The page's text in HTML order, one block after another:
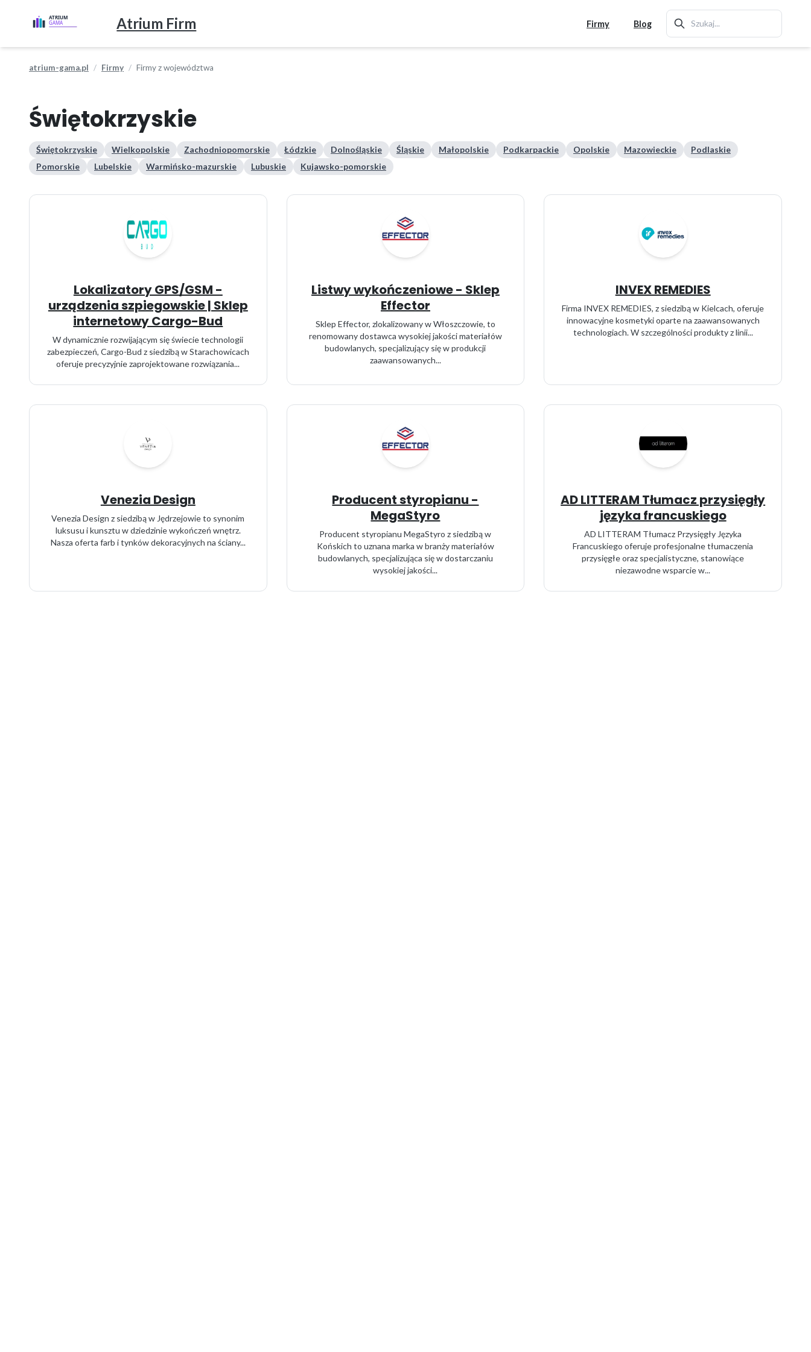
Atrium Firm Firmy Blog
atrium-gama.pl Firmy Firmy z województwa
Świętokrzyskie
Świętokrzyskie Wielkopolskie Zachodniopomorskie Łódzkie Dolnośląskie Śląskie Małopolskie Podkarpackie Opolskie Mazowieckie
Podlaskie
Pomorskie
Lubelskie Warmińsko-mazurskie Lubuskie Kujawsko-pomorskie
Lokalizatory GPS/GSM -
urządzenia szpiegowskie | Sklep
internetowy Cargo-Bud
W dynamicznie rozwijającym się świecie technologii
zabezpieczeń, Cargo-Bud z siedzibą w Starachowicach
oferuje precyzyjnie zaprojektowane rozwiązania...
Listwy wykończeniowe - Sklep
Effector
Sklep Effector, zlokalizowany w Włoszczowie, to
renomowany dostawca wysokiej jakości materiałów
budowlanych, specjalizujący się w produkcji
zaawansowanych...
INVEX REMEDIES
Firma INVEX REMEDIES, z siedzibą w Kielcach, oferuje
innowacyjne kosmetyki oparte na zaawansowanych
technologiach. W szczególności produkty z linii...
Venezia Design
Venezia Design z siedzibą w Jędrzejowie to synonim
luksusu i kunsztu w dziedzinie wykończeń wnętrz.
Nasza oferta farb i tynków dekoracyjnych na ściany...
Producent styropianu -
MegaStyro
Producent styropianu MegaStyro z siedzibą w
Końskich to uznana marka w branży materiałów
budowlanych, specjalizująca się w dostarczaniu
wysokiej jakości...
AD LITTERAM Tłumacz przysięgły
języka francuskiego
AD LITTERAM Tłumacz Przysięgły Języka
Francuskiego oferuje profesjonalne tłumaczenia
przysięgłe oraz specjalistyczne, stanowiące
niezawodne wsparcie w...